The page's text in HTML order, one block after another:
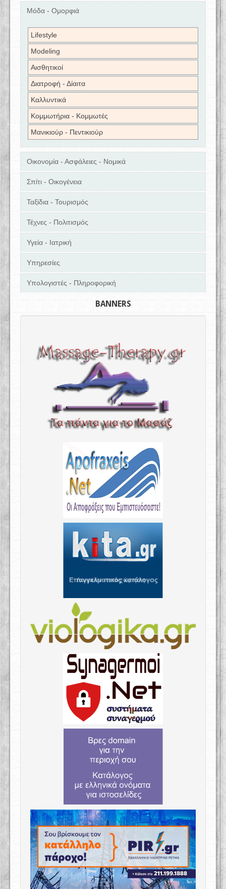
Μόδα - Ομορφιά
Lifestyle
Modeling
Αισθητικοί
Διατροφή - Δίαιτα
Καλλυντικά
Κομμωτήρια - Κομμωτές
Μανικιούρ - Πεντικιούρ
Οικονομία - Ασφάλειες - Νομικά
Σπίτι - Οικογένεια
Ταξίδια - Τουρισμός
Τέχνες - Πολιτισμός
Υγεία - Ιατρική
Υπηρεσίες
Υπολογιστές - Πληροφορική
BANNERS